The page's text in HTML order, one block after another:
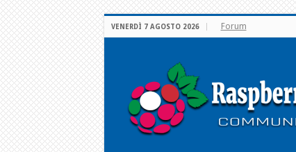
VENERDÌ 7 AGOSTO 2026 Forum